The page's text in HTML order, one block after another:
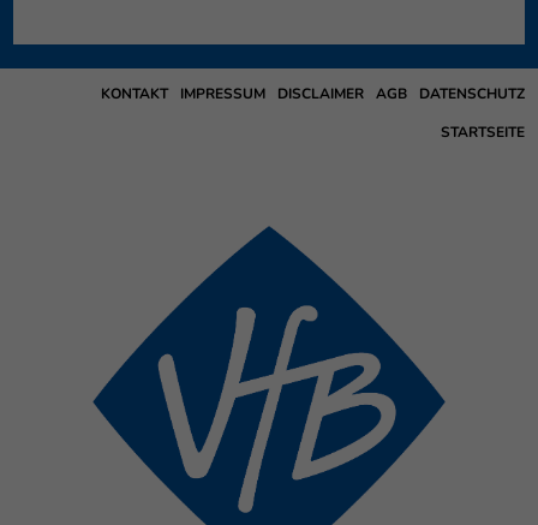
DATENSCHUTZ
AGB
DISCLAIMER
IMPRESSUM
KONTAKT
STARTSEITE